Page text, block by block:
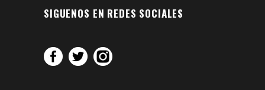
SIGUENOS EN REDES SOCIALES